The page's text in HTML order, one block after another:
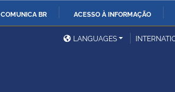
COMUNICA BR ACESSO À INFORMAÇÃO
Ministério das Relações
ExterioresLANGUAGES